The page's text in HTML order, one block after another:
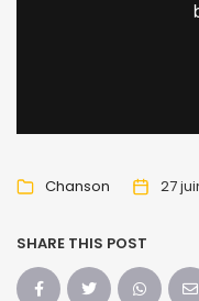
Chanson 27
SHARE THIS POST